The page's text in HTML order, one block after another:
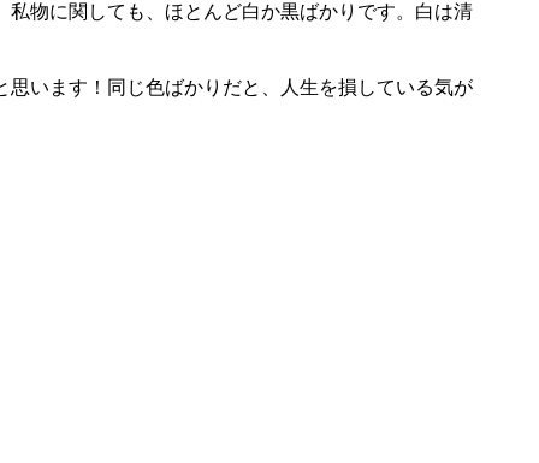
物に関しても、ほとんど白か黒ばかりです。白は清
います！同じ色ばかりだと、人生を損している気が